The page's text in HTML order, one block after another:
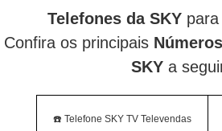
Telefones da SKY
Confira os principais
SKYa
☎️ Telefone SKY TV Televendas